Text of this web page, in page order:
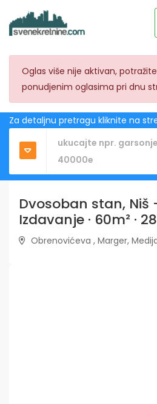
Oglas više nije aktivan,
ponudjenim oglasima pri dnu
Za detaljnu pretragu kliknite na
Dvosoban stan, Niš
Izdavanje · 60m² ·
Obrenovićeva , Marger,